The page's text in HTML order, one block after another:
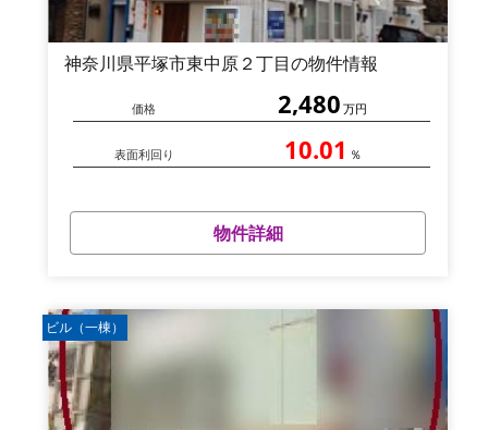
神奈川県平塚市東中原２丁目の物件情報
価格 2,480 万円
表面利回り 10.01 ％
物件詳細
ビル（一棟）